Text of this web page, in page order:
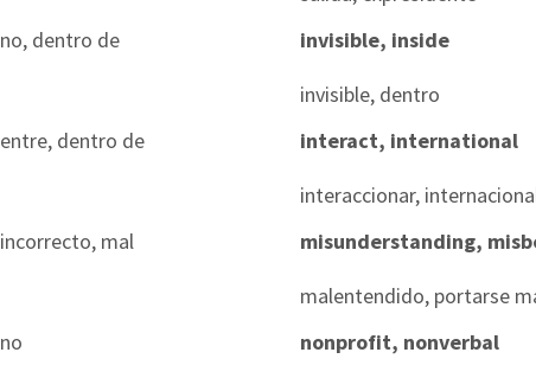
no, dentro de
invisible, inside
invisible, dentro
entre, dentro de
interact, international
interaccionar,
incorrecto, mal
misunderstanding,
malentendido, portarse
no
nonprofit, nonverbal